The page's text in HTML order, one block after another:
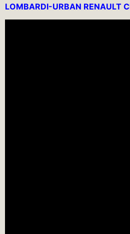
LOMBARDI-URBAN RENAULT